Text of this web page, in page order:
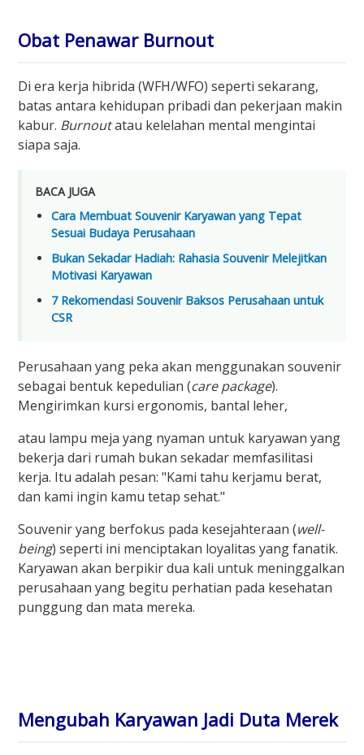
Obat Penawar Burnout
Di era kerja hibrida (WFH/WFO) seperti sekarang,
batas antara kehidupan pribadi dan pekerjaan makin
kabur. Burnoutatau kelelahan mental mengintai
siapa saja.
BACA JUGA
Cara Membuat Souvenir Karyawan yang Tepat
Sesuai Budaya Perusahaan
Bukan Sekadar Hadiah: Rahasia Souvenir Melejitkan
Motivasi Karyawan
7 Rekomendasi Souvenir Baksos Perusahaan untuk
CSR
Perusahaan yang peka akan menggunakan souvenir
sebagai bentuk kepedulian (care package).
Mengirimkan kursi ergonomis, bantal leher,
atau lampu meja yang nyaman untuk karyawan yang
bekerja dari rumah bukan sekadar memfasilitasi
kerja. Itu adalah pesan: "Kami tahu kerjamu berat,
dan kami ingin kamu tetap sehat."
Souvenir yang berfokus pada kesejahteraan (well-
being) seperti ini menciptakan loyalitas yang fanatik.
Karyawan akan berpikir dua kali untuk meninggalkan
perusahaan yang begitu perhatian pada kesehatan
punggung dan mata mereka.
Mengubah Karyawan Jadi Duta Merek